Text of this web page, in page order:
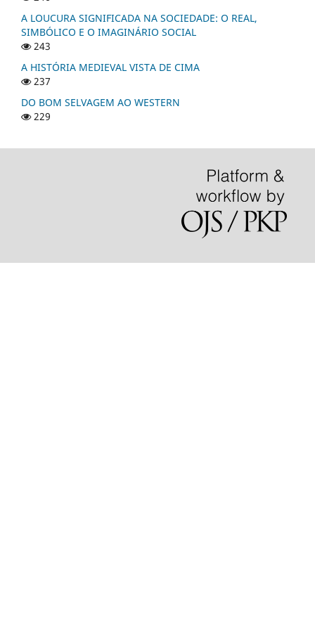
A LOUCURA SIGNIFICADA NA SOCIEDADE: O REAL,
SIMBÓLICO E O IMAGINÁRIO SOCIAL
243
A HISTÓRIA MEDIEVAL VISTA DE CIMA
237
DO BOM SELVAGEM AO WESTERN
229